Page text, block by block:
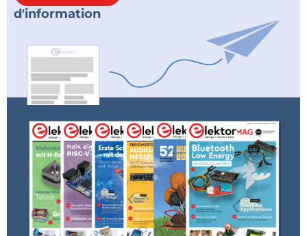
d'information